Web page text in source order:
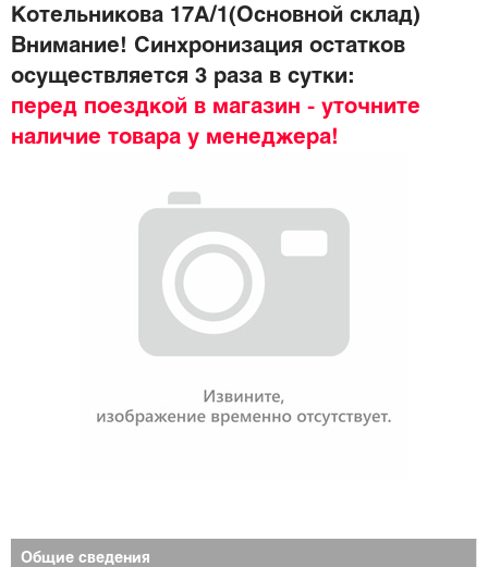
Котельникова 17А/1(Основной склад)
Внимание! Синхронизация остатков
осуществляется 3 раза в сутки:
перед поездкой в магазин - уточните
наличие товара у менеджера!
Общие сведения